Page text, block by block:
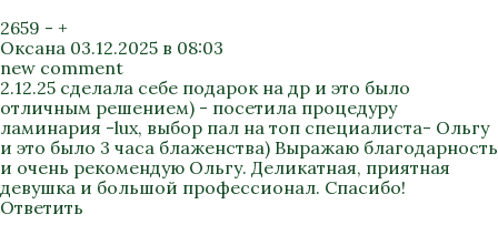
2659 - +
Оксана 03.12.2025 в 08:03
new comment
2.12.25 сделала себе подарок на др и это было
отличным решением) - посетила процедуру
ламинария -lux, выбор пал на топ специалиста- Ольгу
и это было 3 часа блаженства) Выражаю благодарность
и очень рекомендую Ольгу. Деликатная, приятная
девушка и большой профессионал. Спасибо!
Ответить